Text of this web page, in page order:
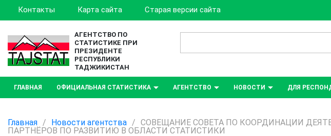
Контакты Карта сайта Старая версии сайта
АГЕНТСТВО ПО
СТАТИСТИКЕ ПРИ
ПРЕЗИДЕНТЕ
РЕСПУБЛИКИ
ТАДЖИКИСТАН
ГЛАВНАЯ ОФИЦИАЛЬНАЯ СТАТИСТИКА АГЕНТСТВО НОВОСТИ ДЛЯ
Главная / Новости агентства / СОВЕЩАНИЕ СОВЕТА ПО КООРДИНАЦИИ
ПАРТНЁРОВ ПО РАЗВИТИЮ В ОБЛАСТИ СТАТИСТИКИ